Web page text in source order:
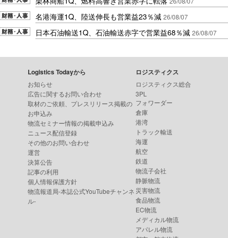
名港海運1Q、陸送伸長も営業益23％減 26/08/07
日本石油輸送1Q、石油輸送赤字で営業益68％減 26/08/07
Logistics Todayから
お知らせ
広告に関するお問い合わせ
取材のご依頼、プレスリリース掲載の
お申込み
物流セミナー情報の掲載申込み
ニュース配信登録
その他のお問い合わせ
運営
決算公告
記事の利用
個人情報保護方針
物流報道局-本誌公式YouTubeチャンネ
ル-
ロジスティクス
ロジスティクス総合
3PL
フォワーダー
倉庫
港湾
トラック輸送
海運
航空
鉄道
物流子会社
静脈物流
災害物流
食品物流
EC物流
メディカル物流
アパレル物流